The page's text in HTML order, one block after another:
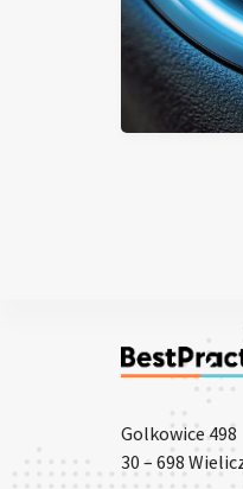
Golkowice 498
30 – 698